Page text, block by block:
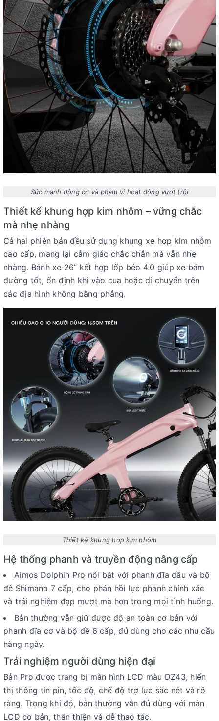
Sức mạnh động cơ và phạm vi hoạt động vượt trội
Thiết kế khung hợp kim nhôm – vững chắc
mà nhẹ nhàng
Cả hai phiên bản đều sử dụng khung xe hợp kim nhôm
cao cấp, mang lại cảm giác chắc chắn mà vẫn nhẹ
nhàng. Bánh xe 26” kết hợp lốp béo 4.0 giúp xe bám
đường tốt, ổn định khi vào cua hoặc di chuyển trên
các địa hình không bằng phẳng.
Thiết kế khung hợp kim nhôm
Hệ thống phanh và truyền động nâng cấp
Aimos Dolphin Pro nổi bật với phanh đĩa dầu và bộ
đề Shimano 7 cấp, cho phản hồi lực phanh chính xác
và trải nghiệm đạp mượt mà hơn trong mọi tình huống.
Bản thường vẫn giữ được độ an toàn cơ bản với
phanh đĩa cơ và bộ đề 6 cấp, đủ dùng cho các nhu cầu
hàng ngày.
Trải nghiệm người dùng hiện đại
Bản Pro được trang bị màn hình LCD màu DZ43, hiển
thị thông tin pin, tốc độ, chế độ trợ lực sắc nét và rõ
ràng. Trong khi đó, bản thường vẫn đủ dùng với màn
LCD cơ bản, thân thiện và dễ thao tác.